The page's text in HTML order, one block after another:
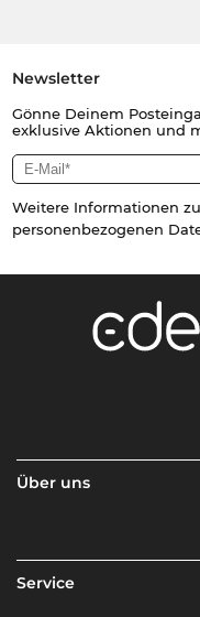
Newsletter
Gönne Deinem
exklusive Aktionen und
Weitere Informationen
personenbezogenen
Über uns
Service